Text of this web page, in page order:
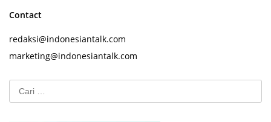
Contact
redaksi@indonesiantalk.com
marketing@indonesiantalk.com
Cari
untuk: